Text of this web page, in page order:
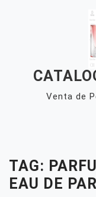
Venta de
TAG:
EAU DE